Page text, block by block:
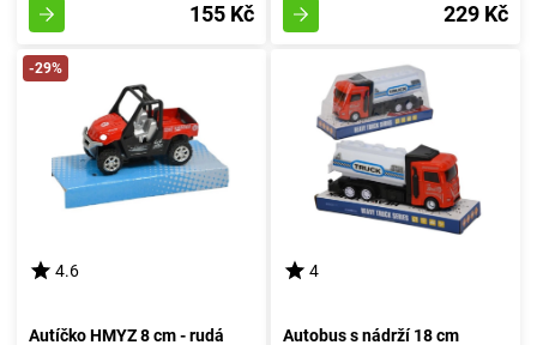
155 Kč 229 Kč
-29%
4.6
Autíčko HMYZ 8 cm - rudá
4
Autobus s nádrží 18 cm